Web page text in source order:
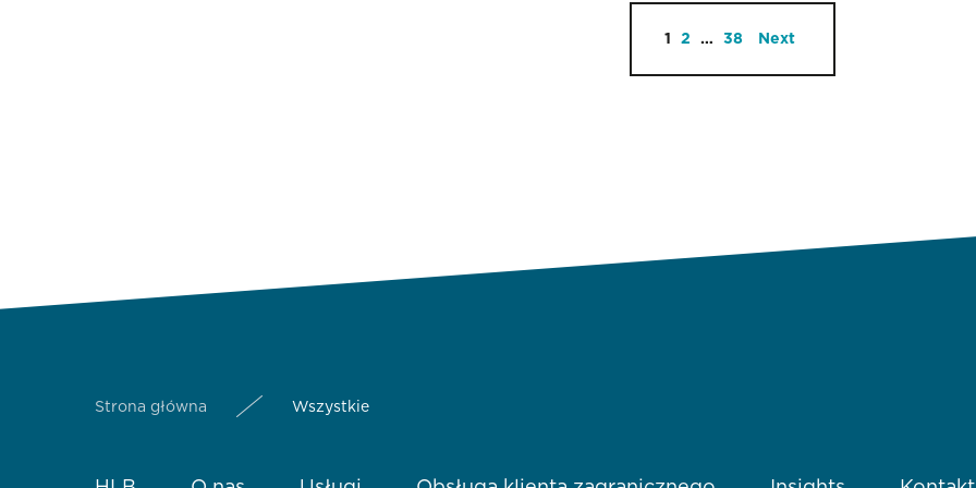
1 2 … 38 Next
Strona główna Wszystkie